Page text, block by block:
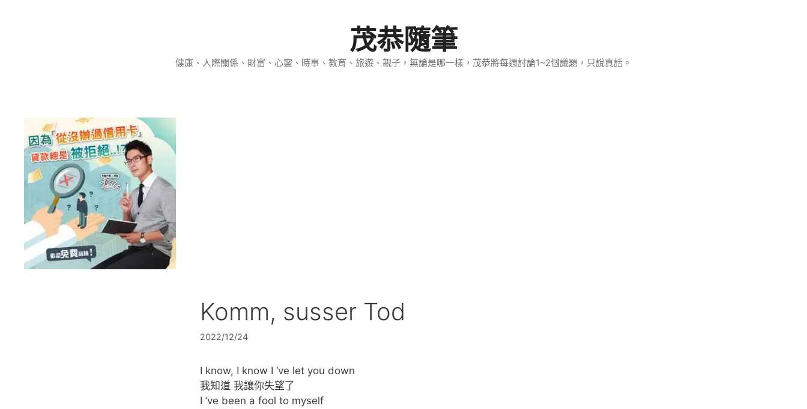
茂恭隨筆
健康、人際關係、財富、心靈、時事、教育、旅遊、親子，無論是哪一樣，茂恭將每週討論1~2個議題，只說真話。
Komm, susser Tod
2022/12/24
I know, I know I ‘ve let you down
我知道 我讓你失望了
I ‘ve been a fool to myself